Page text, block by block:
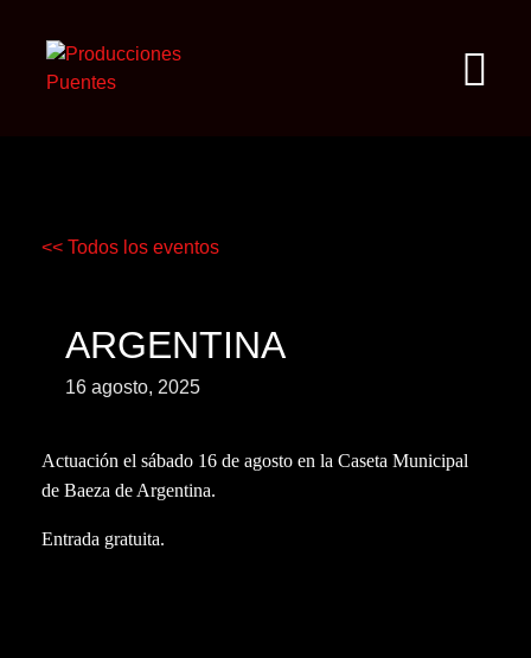
<< Todos los eventos
ARGENTINA
16 agosto, 2025
Actuación el sábado 16 de agosto en la Caseta Municipal
de Baeza de Argentina.
Entrada gratuita.